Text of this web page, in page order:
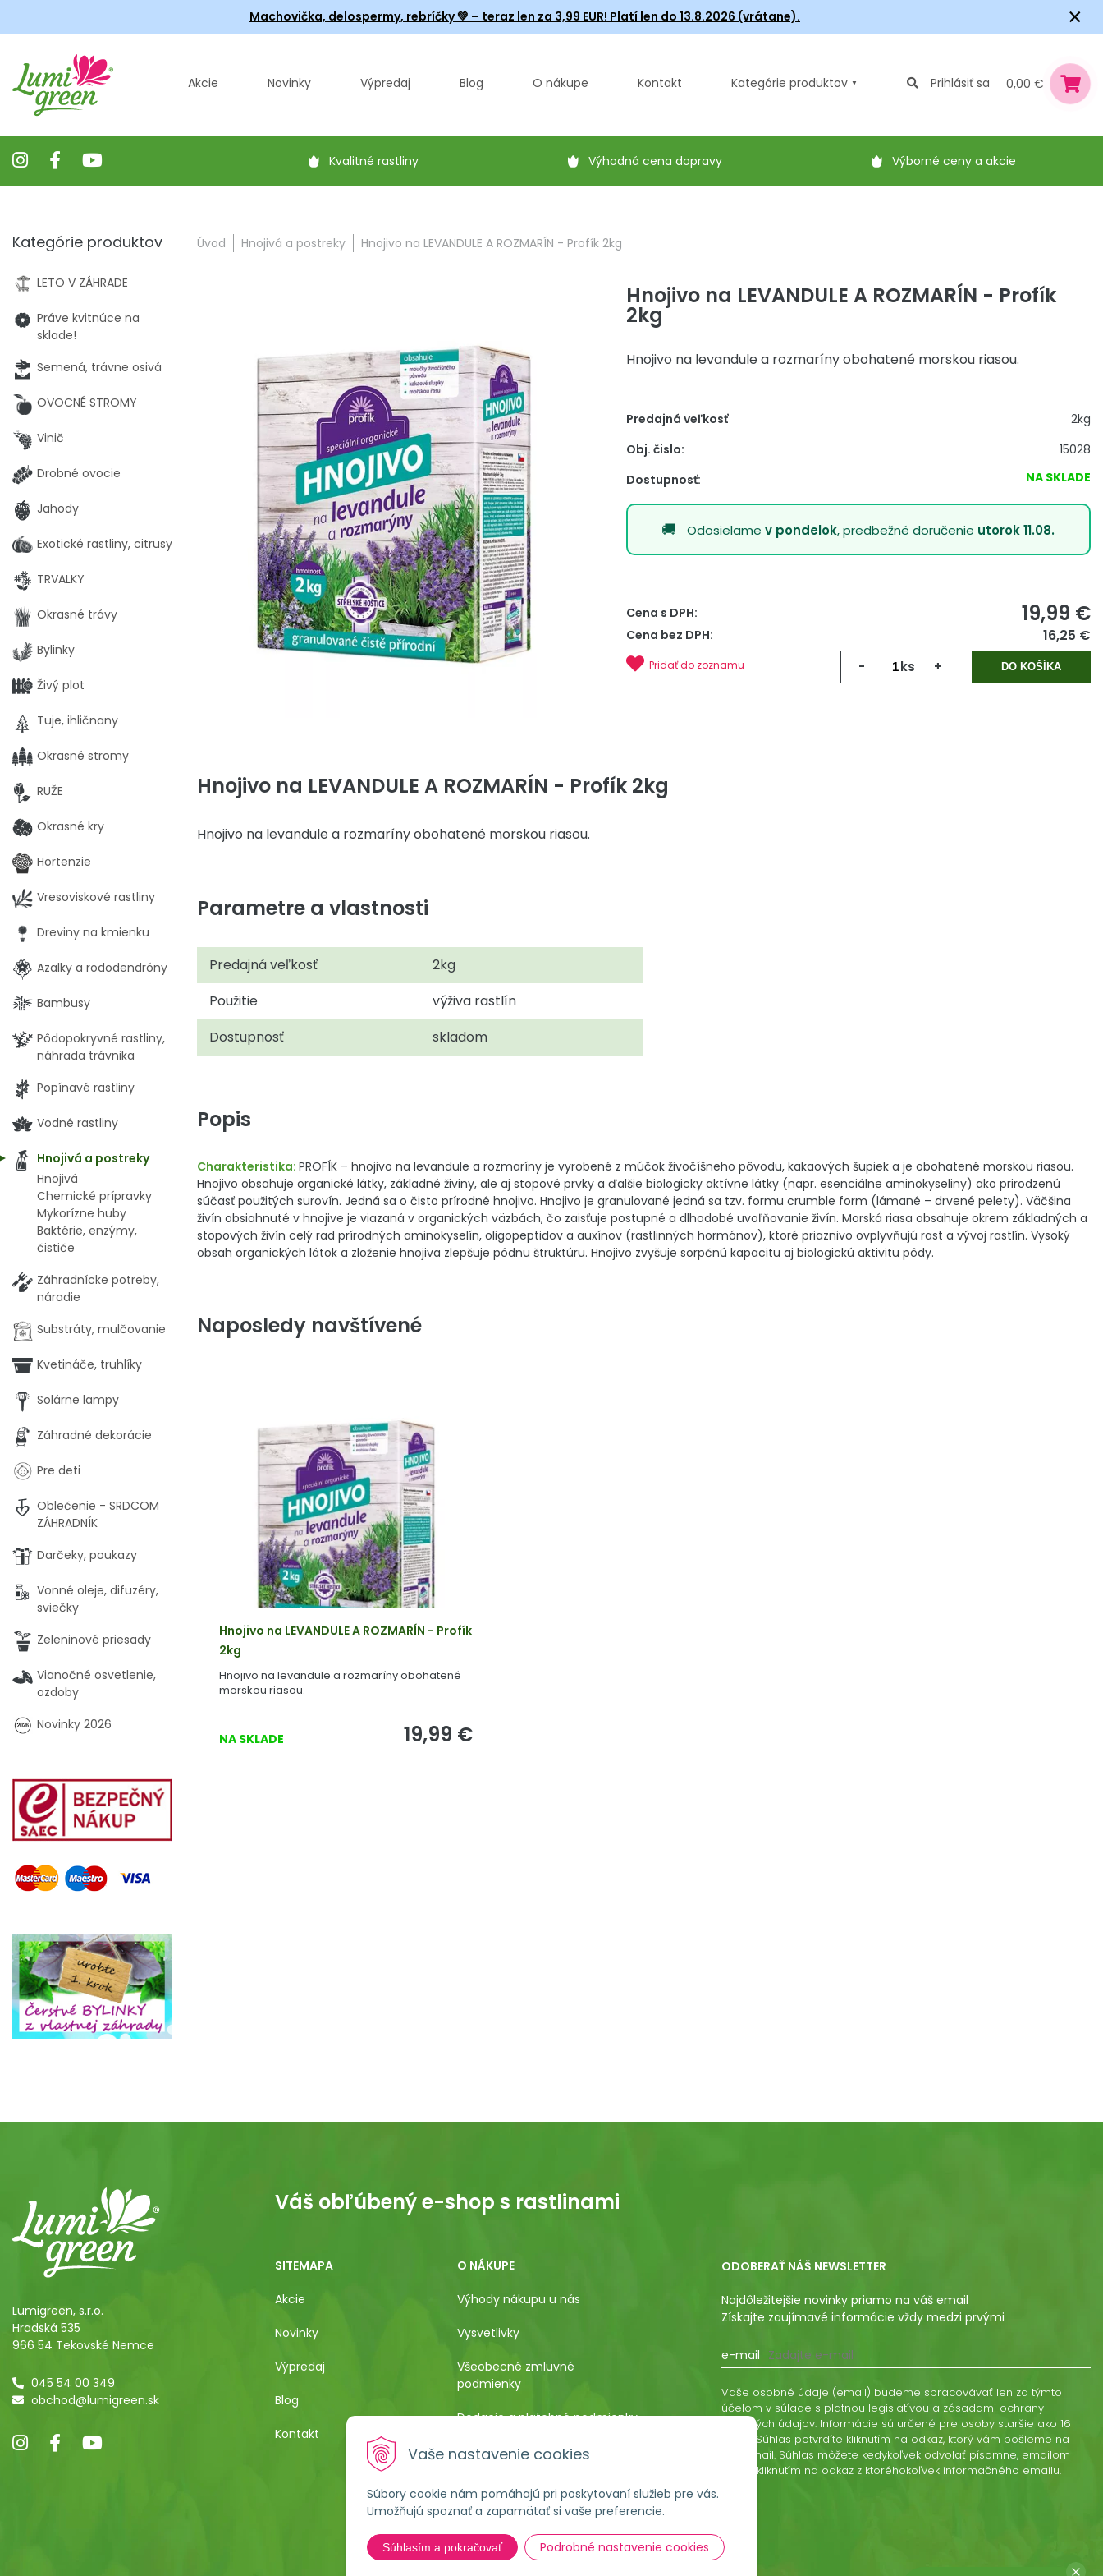
Vaše nastavenie cookies
Súbory cookie nám pomáhajú pri poskytovaní služieb pre vás.
Umožňujú spoznať a zapamätať si vaše preferencie.
Súhlasím a pokračovať Podrobné nastavenie cookies
Machovička, delospermy, rebríčky💚 – teraz len za 3,99 EUR! Platí len do 13.8.2026 (vrátane). ×
Akcie Novinky Výpredaj Blog O nákupe Kontakt Kategórie produktov Prihlásiť sa 0,00 €
Kvalitné rastliny Výhodná cena dopravy Výborné ceny a akcie
Úvod Hnojivá a postreky Hnojivo na LEVANDULE A ROZMARÍN - Profík 2kg
Hnojivo na LEVANDULE A ROZMARÍN - Profík
2kg
Hnojivo na levandule a rozmaríny obohatené morskou riasou.
Predajná veľkosť
2kg
Obj. čislo:
15028
Dostupnosť:
NA SKLADE
Odosielamev pondelok, predbežné doručenie utorok 11.08.
Cena s DPH: 19,99 €
Cena bez DPH: 16,25 €
- ks + DO KOŠÍKA
Pridať do zoznamu
Hnojivo na LEVANDULE A ROZMARÍN - Profík 2kg
Hnojivo na levandule a rozmaríny obohatené morskou riasou.
Parametre a vlastnosti
Predajná veľkosť
2kg
Použitie
výživa rastlín
Dostupnosť
skladom
Popis
Charakteristika: PROFÍK – hnojivo na levandule a rozmaríny je vyrobené z múčok živočíšneho pôvodu, kakaových šupiek a je obohatené morskou riasou.
Hnojivo obsahuje organické látky, základné živiny, ale aj stopové prvky a ďalšie biologicky aktívne látky (napr. esenciálne aminokyseliny) ako prirodzenú
súčasť použitých surovín. Jedná sa o čisto prírodné hnojivo. Hnojivo je granulované jedná sa tzv. formu crumble form (lámané – drvené pelety). Väčšina
živín obsiahnuté v hnojive je viazaná v organických väzbách, čo zaisťuje postupné a dlhodobé uvoľňovanie živín. Morská riasa obsahuje okrem základných a
stopových živín celý rad prírodných aminokyselín, oligopeptidov a auxínov (rastlinných hormónov), ktoré priaznivo ovplyvňujú rast a vývoj rastlín. Vysoký
obsah organických látok a zloženie hnojiva zlepšuje pôdnu štruktúru. Hnojivo zvyšuje sorpčnú kapacitu aj biologickú aktivitu pôdy.
Naposledy navštívené
Hnojivo na LEVANDULE A ROZMARÍN - Profík
2kg
Hnojivo na levandule a rozmaríny obohatené
morskou riasou.
NA SKLADE 19,99 €
Kategórie produktov
LETO V ZÁHRADE
Práve kvitnúce na
sklade!
Semená, trávne osivá
OVOCNÉ STROMY
Vinič
Drobné ovocie
Jahody
Exotické rastliny, citrusy
TRVALKY
Okrasné trávy
Bylinky
Živý plot
Tuje, ihličnany
Okrasné stromy
RUŽE
Okrasné kry
Hortenzie
Vresoviskové rastliny
Dreviny na kmienku
Azalky a rododendróny
Bambusy
Pôdopokryvné rastliny,
náhrada trávnika
Popínavé rastliny
Vodné rastliny
Hnojivá a postreky
Hnojivá
Chemické prípravky
Mykorízne huby
Baktérie, enzýmy,
čističe
Záhradnícke potreby,
náradie
Substráty, mulčovanie
Kvetináče, truhlíky
Solárne lampy
Záhradné dekorácie
Pre deti
Oblečenie - SRDCOM
ZÁHRADNÍK
Darčeky, poukazy
Vonné oleje, difuzéry,
sviečky
Zeleninové priesady
Vianočné osvetlenie,
ozdoby
Novinky 2026
Lumigreen, s.r.o.
Hradská 535
966 54 Tekovské Nemce
045 54 00 349
obchod@lumigreen.sk
Váš obľúbený e-shop s rastlinami
SITEMAPA
Akcie
Novinky
Výpredaj
Blog
Kontakt
O NÁKUPE
Výhody nákupu u nás
Vysvetlivky
Všeobecné zmluvné
podmienky
Dodacie a platobné podmienky
Pestovateľský manuál
Poučenie o uplatnení práva
kupujúceho na odstúpenie od
kúpnej zmluvy
Formulár na ostúpenie od
ODOBERAŤ NÁŠ NEWSLETTER
Najdôležitejšie novinky priamo na váš email
Získajte zaujímavé informácie vždy medzi prvými
e-mail
Vaše osobné údaje (email) budeme spracovávať len za týmto
účelom v súlade s platnou legislatívou a zásadami ochrany
osobných údajov. Informácie sú určené pre osoby staršie ako 16
rokov. Súhlas potvrdíte kliknutím na odkaz, ktorý vám pošleme na
váš email. Súhlas môžete kedykoľvek odvolať písomne, emailom
alebo kliknutím na odkaz z ktoréhokoľvek informačného emailu.